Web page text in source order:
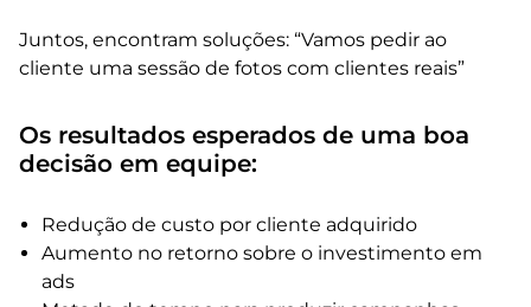
Juntos, encontram soluções: “Vamos pedir ao
cliente uma sessão de fotos com clientes reais”
Os resultados esperados de uma boa
decisão em equipe:
Redução de custo por cliente adquirido
Aumento no retorno sobre o investimento em
ads